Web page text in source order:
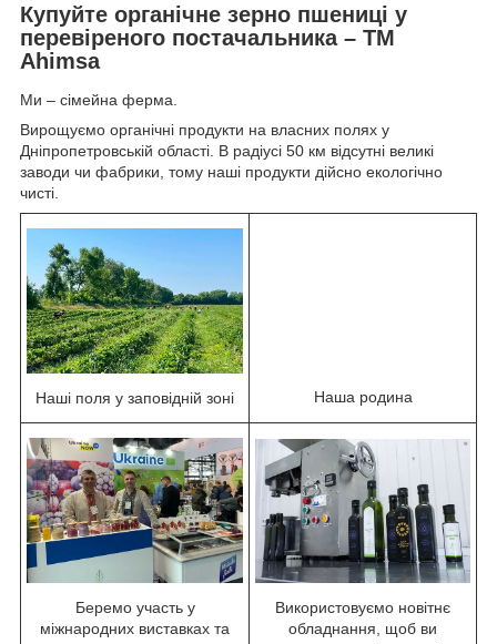
Купуйте органічне зерно пшениці у
перевіреного постачальника – TM
Ahimsa
Ми – сімейна ферма.
Вирощуємо органічні продукти на власних полях у
Дніпропетровській області. В радіусі 50 км відсутні великі
заводи чи фабрики, тому наші продукти дійсно екологічно
чисті.
Наші поля у заповідній зоні Наша родина
Беремо участь у
міжнародних виставках та
Використовуємо новітнє
обладнання, щоб ви